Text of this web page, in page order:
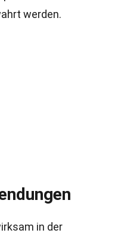
werden.
in der